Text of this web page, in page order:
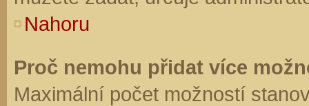
Nahoru
Proč nemohu přidat více
Maximální počet možností